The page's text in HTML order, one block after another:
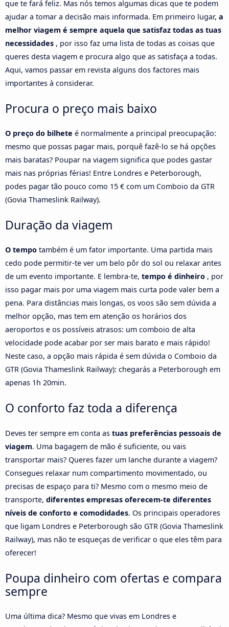
que te fará feliz. Mas nós temos algumas dicas que te podem
ajudar a tomar a decisão mais informada. Em primeiro lugar, a
melhor viagem é sempre aquela que satisfaz todas as tuas
necessidades , por isso faz uma lista de todas as coisas que
queres desta viagem e procura algo que as satisfaça a todas.
Aqui, vamos passar em revista alguns dos factores mais
importantes à considerar.
Procura o preço mais baixo
O preço do bilhete é normalmente a principal preocupação:
mesmo que possas pagar mais, porquê fazê-lo se há opções
mais baratas? Poupar na viagem significa que podes gastar
mais nas próprias férias! Entre Londres e Peterborough,
podes pagar tão pouco como 15 € com um Comboio da GTR
(Govia Thameslink Railway).
Duração da viagem
O tempo também é um fator importante. Uma partida mais
cedo pode permitir-te ver um belo pôr do sol ou relaxar antes
de um evento importante. E lembra-te, tempo é dinheiro , por
isso pagar mais por uma viagem mais curta pode valer bem a
pena. Para distâncias mais longas, os voos são sem dúvida a
melhor opção, mas tem em atenção os horários dos
aeroportos e os possíveis atrasos: um comboio de alta
velocidade pode acabar por ser mais barato e mais rápido!
Neste caso, a opção mais rápida é sem dúvida o Comboio da
GTR (Govia Thameslink Railway): chegarás a Peterborough em
apenas 1h 20min.
O conforto faz toda a diferença
Deves ter sempre em conta as tuas preferências pessoais de
viagem. Uma bagagem de mão é suficiente, ou vais
transportar mais? Queres fazer um lanche durante a viagem?
Consegues relaxar num compartimento movimentado, ou
precisas de espaço para ti? Mesmo com o mesmo meio de
transporte, diferentes empresas oferecem-te diferentes
níveis de conforto e comodidades. Os principais operadores
que ligam Londres e Peterborough são GTR (Govia Thameslink
Railway), mas não te esqueças de verificar o que eles têm para
oferecer!
Poupa dinheiro com ofertas e compara
sempre
Uma última dica? Mesmo que vivas em Londres e